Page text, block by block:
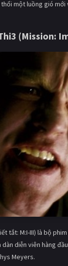
một luồng gió
(Mission:
tắt: M:I-III) là bộ
diễn viên hàng
Meyers.